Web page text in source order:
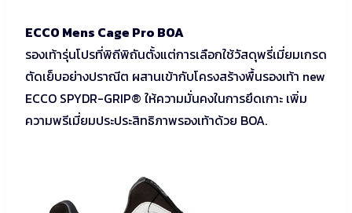
ECCO Mens Cage Pro BOA
รองเท้ารุ่นโปรที่พิถีพิถันตั้งแต่การเลือกใช้วัสดุพรี่เมี่ยมเกรด
ตัดเย็บอย่างปราณีต ผสานเข้ากับโครงสร้างพื้นรองเท้า new
ECCO SPYDR-GRIP® ให้ความมั่นคงในการยึดเกาะ เพิ่ม
ความพรีเมี่ยมประประสิทธิภาพรองเท้าด้วย BOA.